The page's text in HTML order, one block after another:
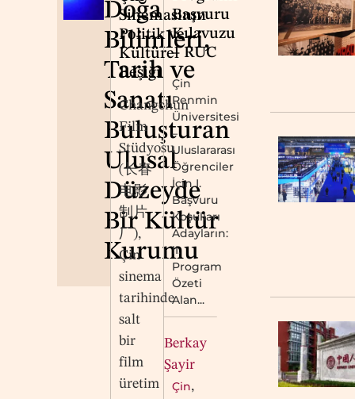
Doğa
Bilimleri,
Tarih ve
Sanatı
Buluşturan
Ulusal
Düzeyde
Bir Kültür
Kurumu
Sinemasının
Politik ve
Kültürel
Beşiği
Changchun
Film
Stüdyosu
(长春
电影
制片
厂),
Çin
sinema
tarihinde
salt
bir
film
üretim
Başvuru
Kılavuzu
– RUC
Çin
Renmin
Üniversitesi
–
Uluslararası
Öğrenciler
İçin I.
Başvuru
Koşulları
Adayların:
II.
Program
Özeti
Alan...
Berkay
Şayir
Çin,